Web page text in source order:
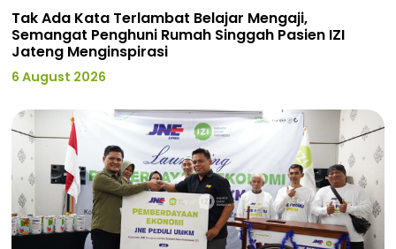
Tak Ada Kata Terlambat Belajar Mengaji,
Semangat Penghuni Rumah Singgah Pasien IZI
Jateng Menginspirasi
6 August 2026